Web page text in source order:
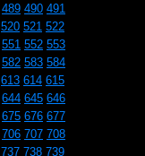
489 490 491
520 521 522
551 552 553
582 583 584
613 614 615
644 645 646
675 676 677
706 707 708
737 738 739